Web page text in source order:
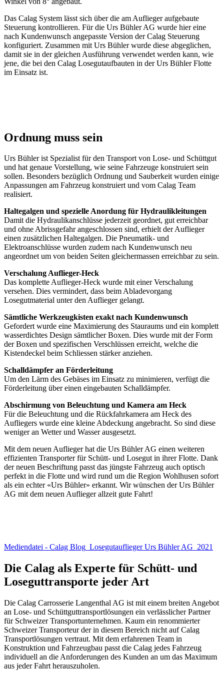
Das Calag System lässt sich über die am Auflieger aufgebaute
Steuerung kontrollieren. Für die Urs Bühler AG wurde hier eine
nach Kundenwunsch angepasste Version der Calag Steuerung
konfiguriert. Zusammen mit Urs Bühler wurde diese abgeglichen,
damit sie in der gleichen Ausführung verwendet werden kann, wie
jene, die bei den Calag Losegutaufbauten in der Urs Bühler Flotte
im Einsatz ist.
Ordnung muss sein
Urs Bühler ist Spezialist für den Transport von Lose- und Schüttgut
und hat genaue Vorstellung, wie seine Fahrzeuge konstruiert sein
sollen. Besonders bezüglich Ordnung und Sauberkeit wurden einige
Anpassungen am Fahrzeug konstruiert und vom Calag Team
realisiert.
Haltegalgen und spezielle Anordung für Hydraulikleitungen
Damit die Hydraulikanschlüsse jederzeit geordnet, gut erreichbar
und ohne Abrissgefahr angeschlossen sind, erhielt der Auflieger
einen zusätzlichen Haltegalgen. Die Pneumatik- und
Elektroanschlüsse wurden zudem nach Kundenwunsch neu
angeordnet um von beiden Seiten gleichermassen erreichbar zu sein.
Verschalung Auflieger-Heck
Das komplette Auflieger-Heck wurde mit einer Verschalung
versehen. Dies vermindert, dass beim Abladevorgang
Losegutmaterial unter den Auflieger gelangt.
Sämtliche Werkzeugkisten exakt nach Kundenwunsch
Gefordert wurde eine Maximierung des Stauraums und ein komplett
wasserdichtes Design sämtlicher Boxen. Dies wurde mit der Form
der Boxen und spezifischen Verschlüssen erreicht, welche die
Kistendeckel beim Schliessen stärker anziehen.
Schalldämpfer an Förderleitung
Um den Lärm des Gebäses im Einsatz zu minimieren, verfügt die
Förderleitung über einen eingebauten Schalldämpfer.
Abschirmung von Beleuchtung und Kamera am Heck
Für die Beleuchtung und die Rückfahrkamera am Heck des
Aufliegers wurde eine kleine Abdeckung angebracht. So sind diese
weniger an Wetter und Wasser ausgesetzt.
Mit dem neuen Auflieger hat die Urs Bühler AG einen weiteren
effizienten Transporter für Schütt- und Losegut in ihrer Flotte. Dank
der neuen Beschriftung passt das jüngste Fahrzeug auch optisch
perfekt in die Flotte und wird rund um die Region Wohlhusen sofort
als ein echter «Urs Bühler» erkannt. Wir wünschen der Urs Bühler
AG mit dem neuen Auflieger allzeit gute Fahrt!
Mediendatei - Calag Blog_Losegutauflieger Urs Bühler AG_2021
Die Calag als Experte für Schütt- und
Loseguttransporte jeder Art
Die Calag Carrosserie Langenthal AG ist mit einem breiten Angebot
an Lose- und Schüttguttransportlösungen ein verlässlicher Partner
für Schweizer Transportunternehmen. Kaum ein renommierter
Schweizer Transporteur der in diesem Bereich nicht auf Calag
Transportlösungen vertraut. Mit dem erfahrenen Team in
Konstruktion und Fahrzeugbau passt die Calag jedes Fahrzeug
individuell an die Anforderungen des Kunden an um das Maximum
aus jeder Fahrt herauszuholen.